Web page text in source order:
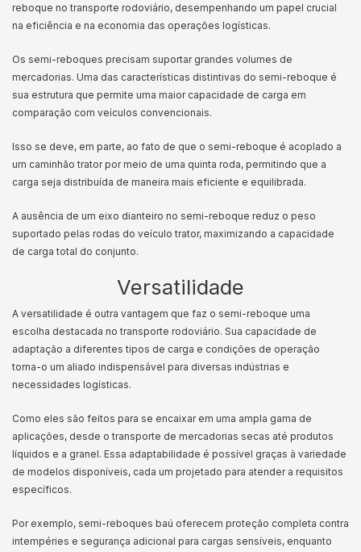
reboque no transporte rodoviário, desempenhando um papel crucial
na eficiência e na economia das operações logísticas.
Os semi-reboques precisam suportar grandes volumes de
mercadorias. Uma das características distintivas do semi-reboque é
sua estrutura que permite uma maior capacidade de carga em
comparação com veículos convencionais.
Isso se deve, em parte, ao fato de que o semi-reboque é acoplado a
um caminhão trator por meio de uma quinta roda, permitindo que a
carga seja distribuída de maneira mais eficiente e equilibrada.
A ausência de um eixo dianteiro no semi-reboque reduz o peso
suportado pelas rodas do veículo trator, maximizando a capacidade
de carga total do conjunto.
Versatilidade
A versatilidade é outra vantagem que faz o semi-reboque uma
escolha destacada no transporte rodoviário. Sua capacidade de
adaptação a diferentes tipos de carga e condições de operação
torna-o um aliado indispensável para diversas indústrias e
necessidades logísticas.
Como eles são feitos para se encaixar em uma ampla gama de
aplicações, desde o transporte de mercadorias secas até produtos
líquidos e a granel. Essa adaptabilidade é possível graças à variedade
de modelos disponíveis, cada um projetado para atender a requisitos
específicos.
Por exemplo, semi-reboques baú oferecem proteção completa contra
intempéries e segurança adicional para cargas sensíveis, enquanto